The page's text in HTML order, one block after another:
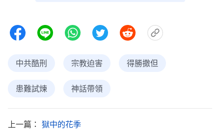
時我早被折磨得没有一絲氣力，眼睛也累得睁不開
了。見我還是不説，一個警察就使勁扒我的眼睛戲弄
我，經過幾個小時的審訊折磨，我什麽也没説。
來審問我。他們把我帶到了另一個房間，命令我坐在
鐵椅子上，然後把我的脚腕牢牢地銬在椅子腿上，把
我的雙手也銬在椅子把手上。不一會兒，一個戴着眼
中共酷刑 宗教迫害 得勝撒但
患難試煉 神話帶領
上一篇： 獄中的花季